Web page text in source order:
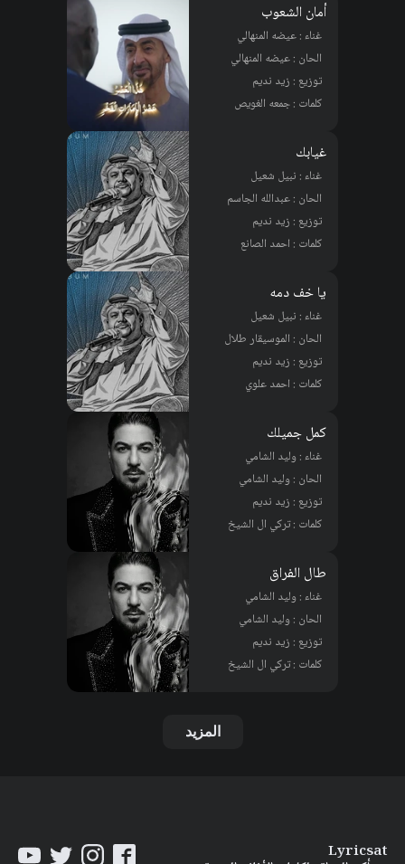
أمان الشعوب
غناء : عيضه المنهالي
الحان : عيضه المنهالي
توزيع : زيد نديم
كلمات : جمعه الغويص
غيابك
غناء : نبيل شعيل
الحان : عبدالله الجاسم
توزيع : زيد نديم
كلمات : احمد الصانع
يا خف دمه
غناء : نبيل شعيل
الحان : الموسيقار طلال
توزيع : زيد نديم
كلمات : احمد علوي
كمل جميلك
غناء : وليد الشامي
الحان : وليد الشامي
توزيع : زيد نديم
كلمات : تركي ال الشيخ
طال الفراق
غناء : وليد الشامي
الحان : وليد الشامي
توزيع : زيد نديم
كلمات : تركي ال الشيخ
المزيد
Lyricsat